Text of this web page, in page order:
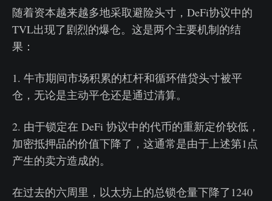
随着资本越来越多地采取避险头寸，DeFi协议中的
TVL出现了剧烈的爆仓。这是两个主要机制的结
果：
1. 牛市期间市场积累的杠杆和循环借贷头寸被平
仓，无论是主动平仓还是通过清算。
2. 由于锁定在 DeFi 协议中的代币的重新定价较低，
加密抵押品的价值下降了，这通常是由于上述第1点
产生的卖方造成的。
在过去的六周里，以太坊上的总锁仓量下降了1240